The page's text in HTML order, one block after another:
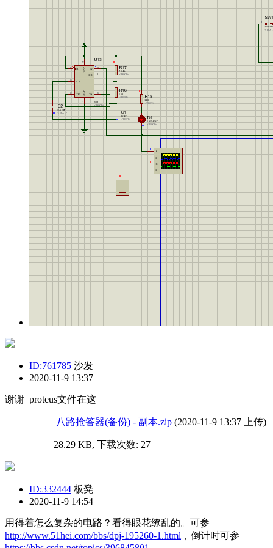
ID:761785 沙发
2020-11-9 13:37
谢谢 proteus文件在这
八路抢答器(备份) - 副本.zip (2020-11-9 13:37 上传)
28.29 KB, 下载次数: 27
ID:332444 板凳
2020-11-9 14:54
用得着怎么复杂的电路？看得眼花缭乱的。可参
http://www.51hei.com/bbs/dpj-195260-1.html ，倒计时可参